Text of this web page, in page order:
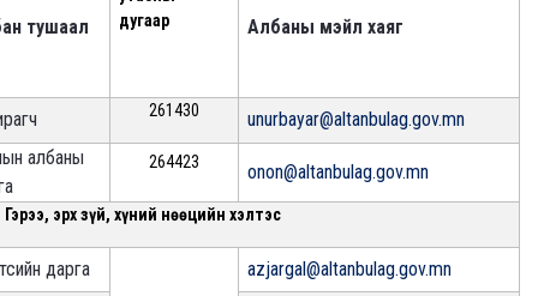
тушаал
дугаар
Албаны мэйл хаяг
261430
unurbayar@altanbulag.gov.mn
албаны
264423 onon@altanbulag.gov.mn
Гэрээ, эрх зүй, хүний нөөцийн хэлтэс
дарга azjargal@altanbulag.gov.mn